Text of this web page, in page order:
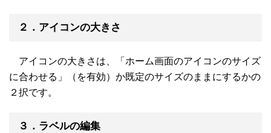
２．アイコンの大きさ
アイコンの大きさは、「ホーム画面のアイコンのサイズ
に合わせる」（を有効）か既定のサイズのままにするかの
２択です。
３．ラベルの編集